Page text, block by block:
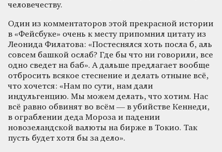
человечеству.
Один из комментаторов этой прекрасной истории
в «Фейсбуке» очень к месту припомнил цитату из
Леонида Филатова: «Постеснялся хоть посла б, аль
совсем башкой ослаб? Где бы что ни говорили, все
одно сведет на баб». А дальше предлагает вообще
отбросить всякое стеснение и делать отныне всё,
что хочется: «Нам по сути, нам дали
индульгенцию. Мы можем делать, что хотим. Нас
всё равно обвинят во всём — в убийстве Кеннеди,
в ограблении деда Мороза и падении
новозеландской валюты на бирже в Токио. Так
пусть будет хотя бы за дело».